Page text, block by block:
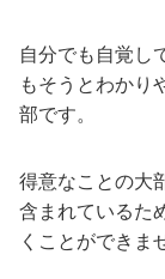
自分でも自覚し
もそうとわかり
部です。
得意なことの大
含まれているた
くことができま